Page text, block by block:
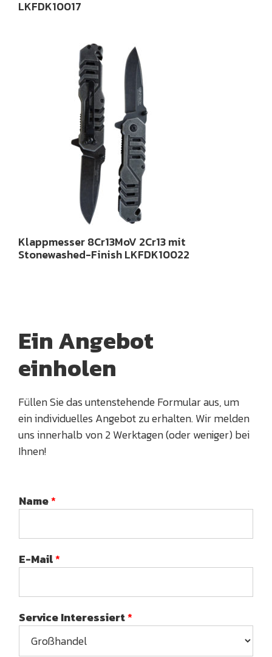
LKFDK10017
Klappmesser 8Cr13MoV 2Cr13 mit
Stonewashed-Finish LKFDK10022
Ein Angebot
einholen
Füllen Sie das untenstehende Formular aus, um
ein individuelles Angebot zu erhalten. Wir melden
uns innerhalb von 2 Werktagen (oder weniger) bei
Ihnen!
Name*
E-Mail*
Service Interessiert*